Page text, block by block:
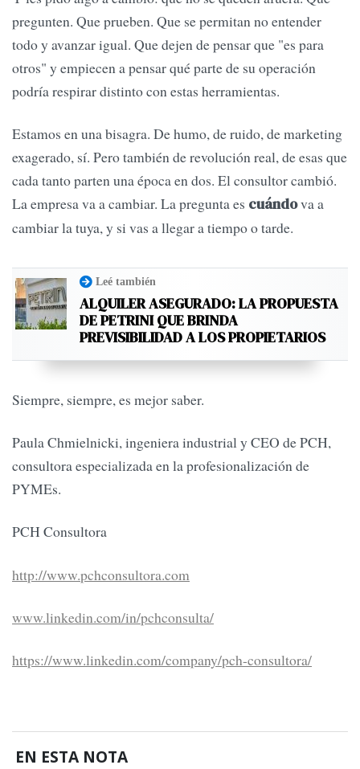
pregunten. Que prueben. Que se permitan no entender
todo y avanzar igual. Que dejen de pensar que "es para
otros" y empiecen a pensar qué parte de su operación
podría respirar distinto con estas herramientas.
Estamos en una bisagra. De humo, de ruido, de marketing
exagerado, sí. Pero también de revolución real, de esas que
cada tanto parten una época en dos. El consultor cambió.
La empresa va a cambiar. La pregunta es cuándova a
cambiar la tuya, y si vas a llegar a tiempo o tarde.
Leé también
ALQUILER ASEGURADO: LA PROPUESTA
DE PETRINI QUE BRINDA
PREVISIBILIDAD A LOS PROPIETARIOS
Siempre, siempre, es mejor saber.
Paula Chmielnicki, ingeniera industrial y CEO de PCH,
consultora especializada en la profesionalización de
PYMEs.
PCH Consultora
http://www.pchconsultora.com
www.linkedin.com/in/pchconsulta/
https://www.linkedin.com/company/pch-consultora/
EN ESTA NOTA